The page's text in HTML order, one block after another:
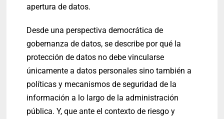
apertura de datos.
Desde una perspectiva democrática de
gobernanza de datos, se describe por qué la
protección de datos no debe vincularse
únicamente a datos personales sino también a
políticas y mecanismos de seguridad de la
información a lo largo de la administración
pública. Y, que ante el contexto de riesgo y